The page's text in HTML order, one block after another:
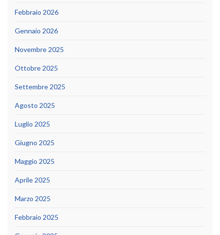
Febbraio 2026
Gennaio 2026
Novembre 2025
Ottobre 2025
Settembre 2025
Agosto 2025
Luglio 2025
Giugno 2025
Maggio 2025
Aprile 2025
Marzo 2025
Febbraio 2025